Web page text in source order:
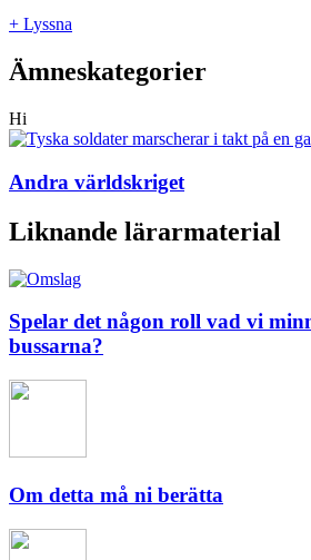
+ Lyssna
Ämneskategorier
Hi
Andra världskriget
Liknande lärarmaterial
Spelar det någon roll vad vi
bussarna?
Om detta må ni berätta